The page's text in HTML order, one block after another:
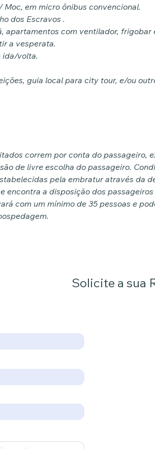
em micro ônibus convencional.
dos Escravos .
apartamentos com ventilador, frigobar
a vesperata.
ida/volta.
guia local para city tour, e/ou
correm por conta do passageiro,
de livre escolha do passageiro.
pela embratur através da
encontra a disposição dos passageiros
com um mínimo de 35 pessoas e
Solicite a sua